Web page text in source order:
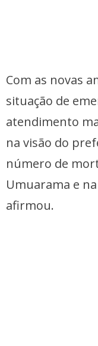
Com as novas
situação de
atendimento
na visão do
número de
Umuarama e
afirmou.